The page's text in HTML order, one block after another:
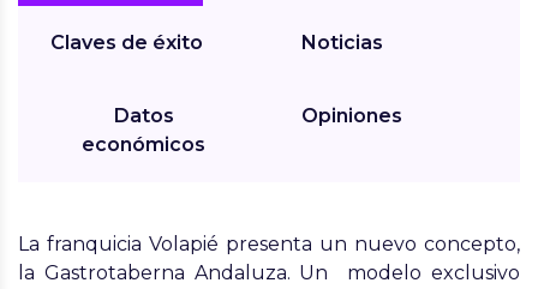
Claves de éxito
Datos
económicos
Noticias
Opiniones
La franquicia Volapié presenta un nuevo concepto,
la Gastrotaberna Andaluza. Un modelo exclusivo